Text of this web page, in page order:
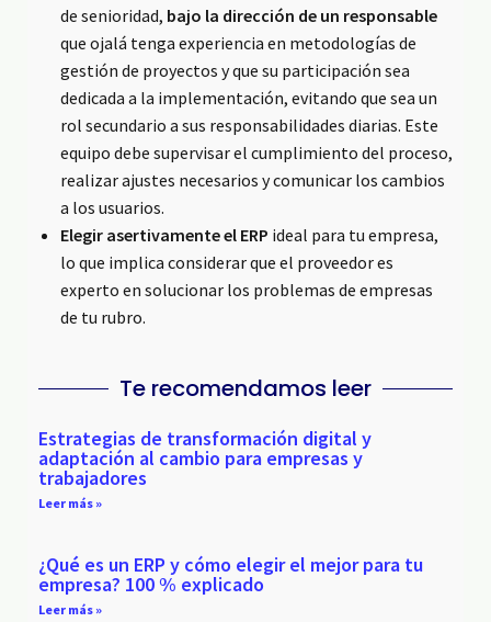
de senioridad, bajo la dirección de un responsable
que ojalá tenga experiencia en metodologías de
gestión de proyectos y que su participación sea
dedicada a la implementación, evitando que sea un
rol secundario a sus responsabilidades diarias. Este
equipo debe supervisar el cumplimiento del proceso,
realizar ajustes necesarios y comunicar los cambios
a los usuarios.
Elegir asertivamente el ERP ideal para tu empresa,
lo que implica considerar que el proveedor es
experto en solucionar los problemas de empresas
de tu rubro.
Te recomendamos leer
Estrategias de transformación digital y
adaptación al cambio para empresas y
trabajadores
Leer más »
¿Qué es un ERP y cómo elegir el mejor para tu
empresa? 100 % explicado
Leer más »